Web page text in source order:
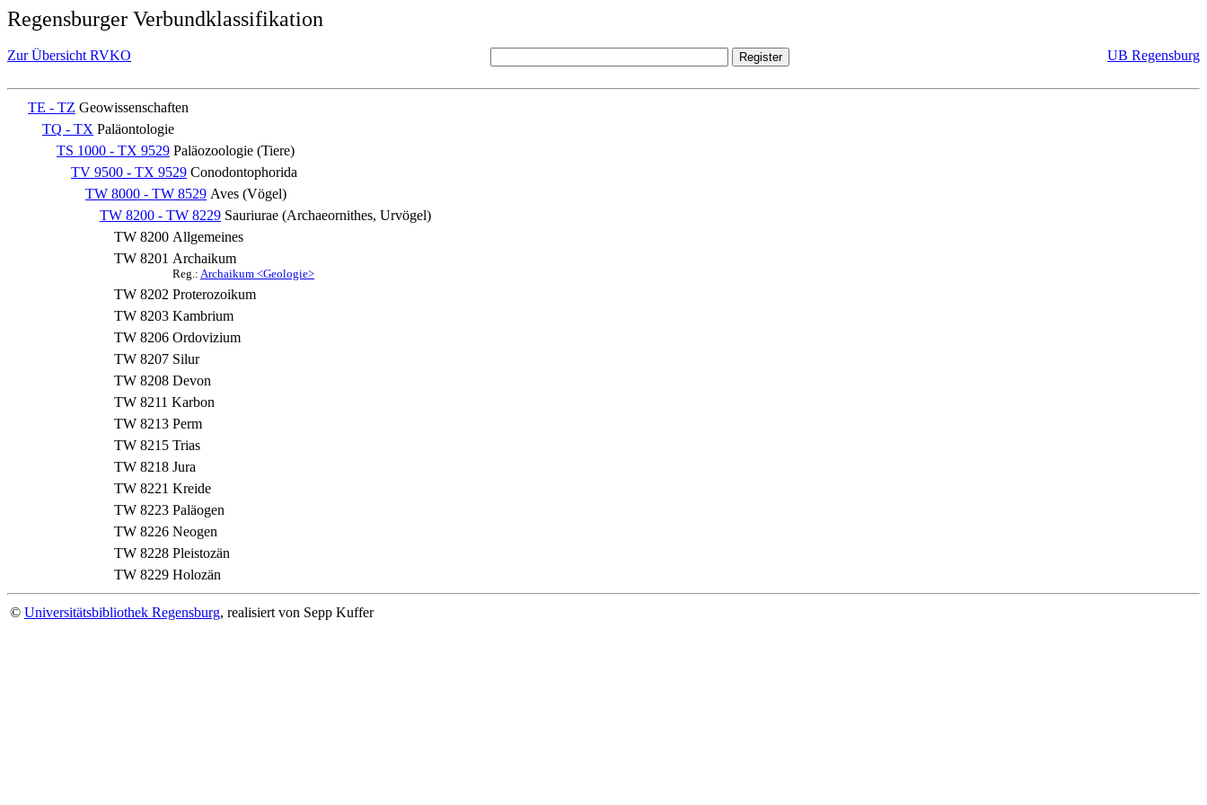
Regensburger Verbundklassifikation
Zur Übersicht RVKO UB Regensburg
TE - TZ Geowissenschaften
TQ - TX Paläontologie
TS 1000 - TX 9529 Paläozoologie (Tiere)
TV 9500 - TX 9529 Conodontophorida
TW 8000 - TW 8529 Aves (Vögel)
TW 8200 - TW 8229 Sauriurae (Archaeornithes, Urvögel)
TW 8200 Allgemeines
TW 8201 Archaikum
Reg.: Archaikum <Geologie>
TW 8202 Proterozoikum
TW 8203 Kambrium
TW 8206 Ordovizium
TW 8207 Silur
TW 8208 Devon
TW 8211 Karbon
TW 8213 Perm
TW 8215 Trias
TW 8218 Jura
TW 8221 Kreide
TW 8223 Paläogen
TW 8226 Neogen
TW 8228 Pleistozän
TW 8229 Holozän
© Universitätsbibliothek Regensburg, realisiert von Sepp Kuffer